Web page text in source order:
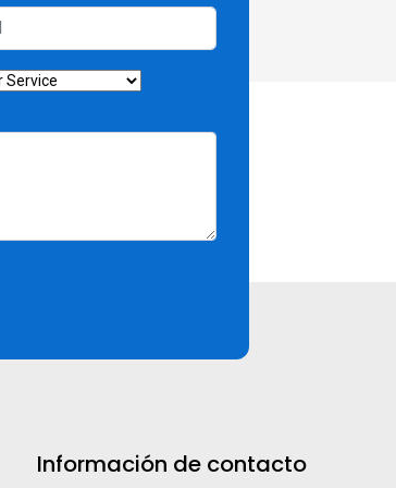
Información de contacto